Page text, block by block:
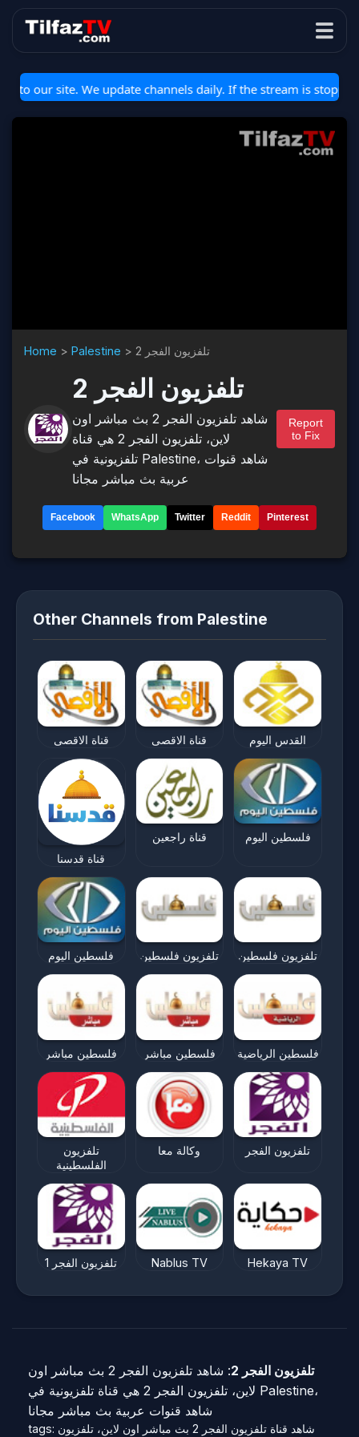
our site. We update channels daily. If the stream is stopped or
Home > Palestine > تلفزيون الفجر 2
تلفزيون الفجر 2
شاهد تلفزيون الفجر 2 بث مباشر اون
لاين، تلفزيون الفجر 2 هي قناة
تلفزيونية في Palestine، شاهد قنوات
عربية بث مباشر مجانا
Report
to Fix
Facebook WhatsApp Twitter Reddit Pinterest
Other Channels from Palestine
قناة الاقصى قناة الاقصى القدس اليوم
قناة قدسنا
قناة راجعين فلسطين اليوم
فلسطين اليوم تلفزيون فلسطين تلفزيون فلسطين
فلسطين مباشر فلسطين مباشر فلسطين الرياضية
تلفزيون
الفلسطينية
وكالة معا تلفزيون الفجر
تلفزيون الفجر 1 Nablus TV Hekaya TV
تلفزيون الفجر 2
: شاهد تلفزيون الفجر 2 بث مباشر اون
لاين، تلفزيون الفجر 2 هي قناة تلفزيونية في Palestine،
شاهد قنوات عربية بث مباشر مجانا
tags: شاهد قناة تلفزيون الفجر 2 بث مباشر اون لاين، تلفزيون